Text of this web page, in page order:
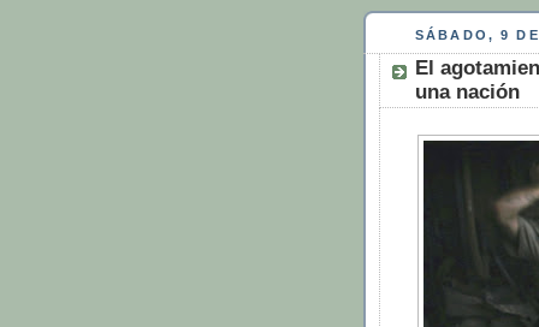
SÁBADO, 9
El
una nación